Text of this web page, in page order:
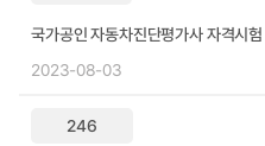
국가공인 자동차진단평가사 자격시
2023-08-03
246